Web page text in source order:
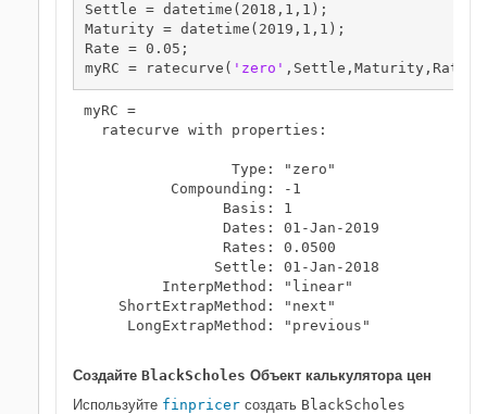
Settle = datetime(2018,1,1);
Maturity = datetime(2019,1,1);
Rate = 0.05;
myRC = ratecurve( 'zero' ,Settle,Maturity,Rate,
myRC =
  ratecurve with properties:
                 Type: "zero"
          Compounding: -1
                Basis: 1
                Dates: 01-Jan-2019
                Rates: 0.0500
               Settle: 01-Jan-2018
         InterpMethod: "linear"
    ShortExtrapMethod: "next"
     LongExtrapMethod: "previous"
Создайте BlackScholes Объект калькулятора цен
Используйте finpricer создать BlackScholes